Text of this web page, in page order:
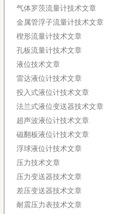
气体罗茨流量计技术文章
金属管浮子流量计技术文章
楔形流量计技术文章
孔板流量计技术文章
液位技术文章
雷达液位计技术文章
投入式液位计技术文章
法兰式液位变送器技术文章
超声波液位计技术文章
磁翻板液位计技术文章
浮球液位计技术文章
压力技术文章
压力变送器技术文章
差压变送器技术文章
耐震压力表技术文章